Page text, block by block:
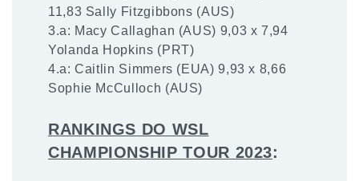
11,83 Sally Fitzgibbons (AUS)
3.a: Macy Callaghan (AUS) 9,03 x 7,94
Yolanda Hopkins (PRT)
4.a: Caitlin Simmers (EUA) 9,93 x 8,66
Sophie McCulloch (AUS)
RANKINGS DO WSL
CHAMPIONSHIP TOUR 2023: